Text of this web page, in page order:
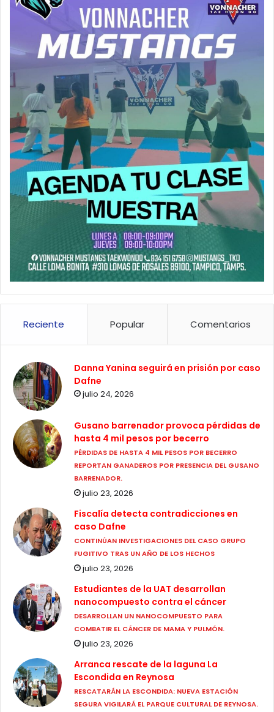
Reciente Popular Comentarios
Danna Yanina seguirá en prisión por caso
Dafne
julio 24, 2026
Gusano barrenador provoca pérdidas de
hasta 4 mil pesos por becerro
PÉRDIDAS DE HASTA 4 MIL PESOS POR BECERRO
REPORTAN GANADEROS POR PRESENCIA DEL GUSANO
BARRENADOR.
julio 23, 2026
Fiscalía detecta contradicciones en
caso Dafne
CONTINÚAN INVESTIGACIONES DEL CASO GRUPO
FUGITIVO TRAS UN AÑO DE LOS HECHOS
julio 23, 2026
Estudiantes de la UAT desarrollan
nanocompuesto contra el cáncer
DESARROLLAN UN NANOCOMPUESTO PARA
COMBATIR EL CÁNCER DE MAMA Y PULMÓN.
julio 23, 2026
Arranca rescate de la laguna La
Escondida en Reynosa
RESCATARÁN LA ESCONDIDA: NUEVA ESTACIÓN
SEGURA VIGILARÁ EL PARQUE CULTURAL DE REYNOSA.